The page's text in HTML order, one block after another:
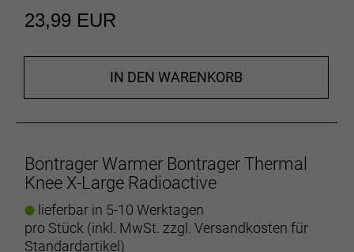
23,99 EUR
IN DEN WARENKORB
Bontrager Warmer Bontrager Thermal
Knee X-Large Radioactive
lieferbar in 5-10 Werktagen
pro Stück (inkl. MwSt. zzgl. Versandkosten für
Standardartikel)